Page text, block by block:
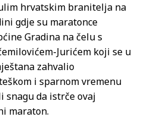
hrvatskim branitelja na
gdje su maratonce
Gradina na čelu s
Jurićem koji se u
zahvalio
i sparnom vremenu
snagu da istrče ovaj
maraton.